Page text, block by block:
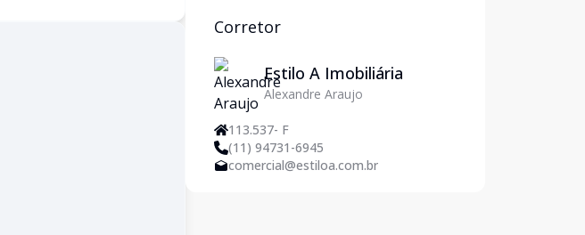
Corretor
Estilo A Imobiliária
Alexandre Araujo
113.537- F
(11) 94731-6945
comercial@estiloa.com.br